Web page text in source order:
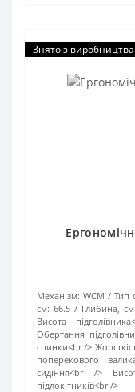
Знято з виробництва
Механізм: WCM Тип
см: 66.5 Глибина, см:
Висота
Обертання
спинки<br />
поперекового
сидіння<br />
підлокітників<br />